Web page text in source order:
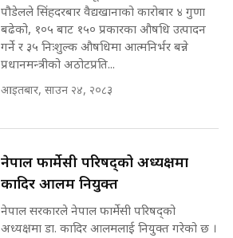
मोबिलिटीमा महिलाको पहुँच विस्तार गर्दै
इनड्राइभ || SIDHAKURA ||
on the Same Page ||
SIDHAKURA ||
सहकारी पीडितसँग मन्त्री प्रतिभा रावलले
INVESTIGATION
मन्त्री आउने बित्तिकै सुरु भएको थियो
घुसको डिल || Raj Kumar Gupta ||
SIDHAKURA ||
घुसको डिल गर्ने मन्त्रीकाे राजिनामा,
भूमिसुधार मन्त्रीलाई जोगाइदै ! ||
SIDHAKURA ||
पौडेलले सिंहदरबार वैद्यखानाको कारोबार ४ गुणा
बढेको, १०५ बाट १५० प्रकारका औषधि उत्पादन
गर्ने र ३५ निःशुल्क औषधिमा आत्मनिर्भर बन्ने
प्रधानमन्त्रीको अठोटप्रति...
आइतबार, साउन २४, २०८३
नेपाल फार्मेसी परिषद्को अध्यक्षमा
कादिर आलम नियुक्त
नेपाल सरकारले नेपाल फार्मेसी परिषद्को
अध्यक्षमा डा. कादिर आलमलाई नियुक्त गरेको छ ।